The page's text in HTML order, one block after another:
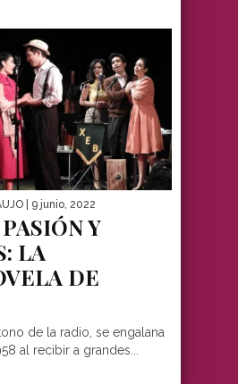
| 9 junio, 2022
Y
LA
DE
de la radio, se engalana
al recibir a grandes...